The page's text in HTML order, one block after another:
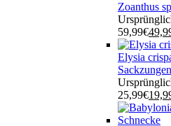
Zoanthus
59,99€
Elysia
25,99€